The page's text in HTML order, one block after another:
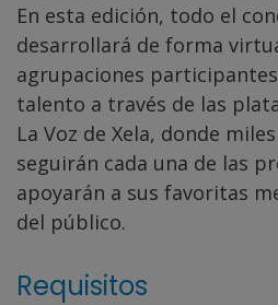
En esta edición, todo el
desarrollará de forma
agrupaciones
talento a través de las
La Voz de Xela, donde
seguirán cada una de las
apoyarán a sus favoritas
del público.
Requisitos